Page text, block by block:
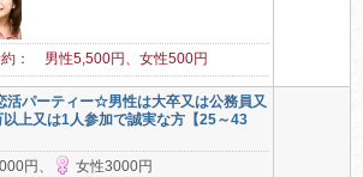
約： 男性5,500円、女性500円
活パーティー☆男性は大卒又は公務員又
上又は1人参加で誠実な方【25～43
円、
女性3000円